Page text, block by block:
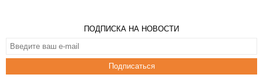
ПОДПИСКА НА НОВОСТИ
Подписаться